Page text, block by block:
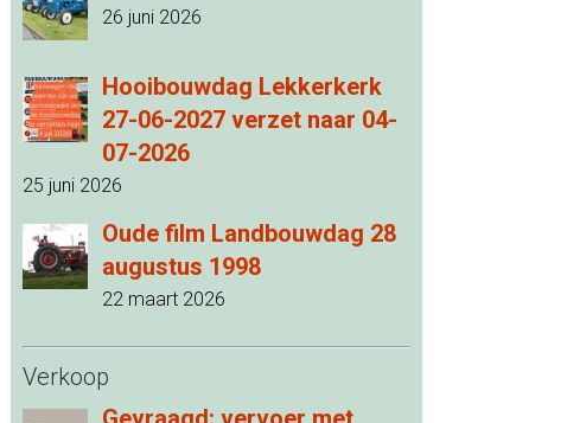
26 juni 2026
Hooibouwdag Lekkerkerk
27-06-2027 verzet naar 04-
07-2026
25 juni 2026
Oude film Landbouwdag 28
augustus 1998
22 maart 2026
Verkoop